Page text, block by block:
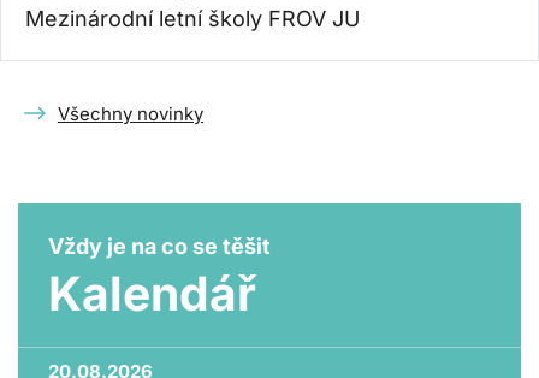
Mezinárodní letní školy FROV JU
Všechny novinky
Vždy je na co se těšit
Kalendář
20.08.2026